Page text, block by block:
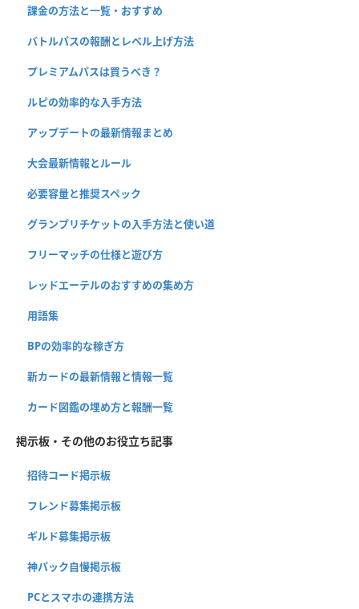
課金の方法と一覧・おすすめ
バトルパスの報酬とレベル上げ方法
プレミアムパスは買うべき？
ルピの効率的な入手方法
アップデートの最新情報まとめ
大会最新情報とルール
必要容量と推奨スペック
グランプリチケットの入手方法と使い道
フリーマッチの仕様と遊び方
レッドエーテルのおすすめの集め方
用語集
BPの効率的な稼ぎ方
新カードの最新情報と情報一覧
カード図鑑の埋め方と報酬一覧
掲示板・その他のお役立ち記事
招待コード掲示板
フレンド募集掲示板
ギルド募集掲示板
神パック自慢掲示板
PCとスマホの連携方法